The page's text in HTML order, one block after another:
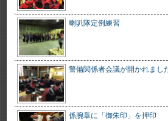
喇叭隊定例練習
警備関係者会議が開かれまし
係腕章に「御朱印」を押印